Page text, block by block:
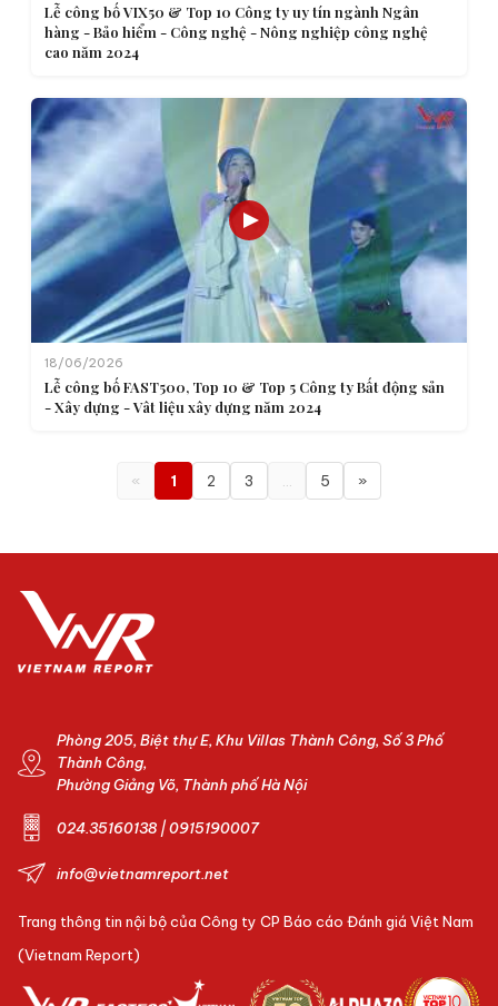
Lễ công bố VIX50 & Top 10 Công ty uy tín ngành Ngân
hàng - Bảo hiểm - Công nghệ - Nông nghiệp công nghệ
cao năm 2024
18/06/2026
Lễ công bố FAST500, Top 10 & Top 5 Công ty Bất động sản
- Xây dựng - Vât liệu xây dựng năm 2024
« 1 2 3 5 »
Phòng 205, Biệt thự E, Khu Villas Thành Công, Số 3 Phố
Thành Công,
Phường Giảng Võ, Thành phố Hà Nội
024.35160138 | 0915190007
info@vietnamreport.net
Trang thông tin nội bộ của Công ty CP Báo cáo Đánh giá Việt Nam
(Vietnam Report)